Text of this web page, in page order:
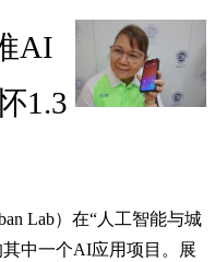
AI
1.3
Lab）在“人工智能与城
中一个AI应用项目。展